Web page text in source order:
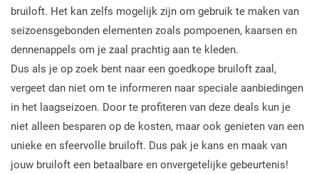
bruiloft. Het kan zelfs mogelijk zijn om gebruik te maken van
seizoensgebonden elementen zoals pompoenen, kaarsen en
dennenappels om je zaal prachtig aan te kleden.
Dus als je op zoek bent naar een goedkope bruiloft zaal,
vergeet dan niet om te informeren naar speciale aanbiedingen
in het laagseizoen. Door te profiteren van deze deals kun je
niet alleen besparen op de kosten, maar ook genieten van een
unieke en sfeervolle bruiloft. Dus pak je kans en maak van
jouw bruiloft een betaalbare en onvergetelijke gebeurtenis!